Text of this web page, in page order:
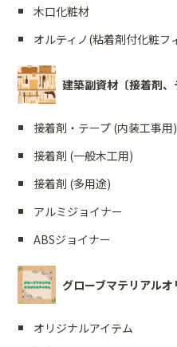
木口化粧材
オルティノ(粘着剤付化粧フ
建築副資材〔接着剤、
接着剤・テープ (内装工事用)
接着剤 (一般木工用)
接着剤 (多用途)
アルミジョイナー
ABSジョイナー
グローブマテリアル
オリジナルアイテム